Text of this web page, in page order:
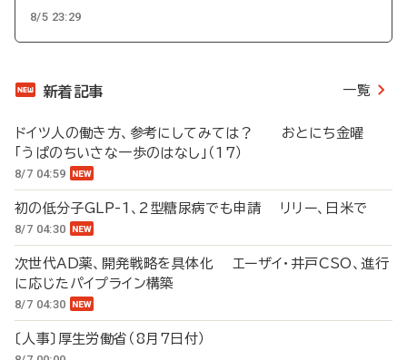
8/5 23:29
新着記事 一覧
ドイツ人の働き方、参考にしてみては？ おとにち金曜
「うぱのちいさな一歩のはなし」（17）
8/7 04:59
初の低分子GLP-1、2型糖尿病でも申請 リリー、日米で
8/7 04:30
次世代AD薬、開発戦略を具体化 エーザイ・井戸CSO、進行
に応じたパイプライン構築
8/7 04:30
〔人事〕厚生労働省（8月7日付）